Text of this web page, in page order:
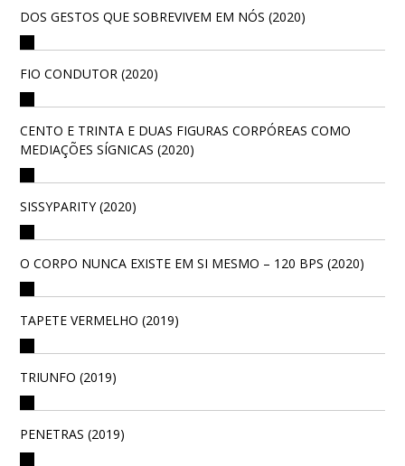
DOS GESTOS QUE SOBREVIVEM EM NÓS (2020)
FIO CONDUTOR (2020)
CENTO E TRINTA E DUAS FIGURAS CORPÓREAS COMO
MEDIAÇÕES SÍGNICAS (2020)
SISSYPARITY (2020)
O CORPO NUNCA EXISTE EM SI MESMO – 120 BPS (2020)
TAPETE VERMELHO (2019)
TRIUNFO (2019)
PENETRAS (2019)